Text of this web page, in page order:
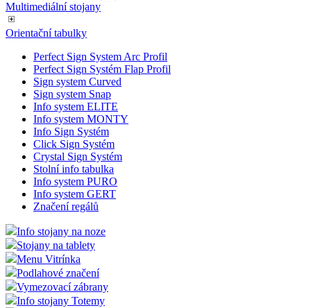
Doplňky pro vitríny
Informační vitríny
Pultové držáky iPad
Nástěnné držáky iPad
Podlahové iPad stojany
Multimediální stojany
Orientační tabulky
Perfect Sign System Arc Profil
Perfect Sign Systém Flap Profil
Sign system Curved
Sign system Snap
Info system ELITE
Info system MONTY
Info Sign Systém
Click Sign Systém
Crystal Sign Systém
Stolní info tabulka
Info system PURO
Info system GERT
Značení regálů